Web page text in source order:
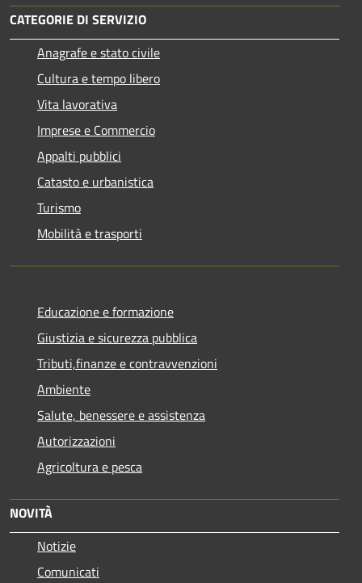
CATEGORIE DI SERVIZIO
Anagrafe e stato civile
Cultura e tempo libero
Vita lavorativa
Imprese e Commercio
Appalti pubblici
Catasto e urbanistica
Turismo
Mobilità e trasporti
Educazione e formazione
Giustizia e sicurezza pubblica
Tributi,finanze e contravvenzioni
Ambiente
Salute, benessere e assistenza
Autorizzazioni
Agricoltura e pesca
NOVITÀ
Notizie
Comunicati